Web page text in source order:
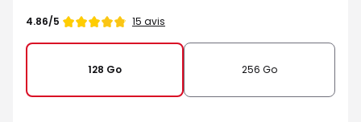
Note
4.86/5 15 avis
128 Go 256 Go